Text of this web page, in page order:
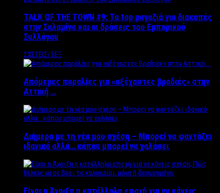
TALK OF THE TOWN #9: Τα top μαγαζιά για διακοπές
στην Σαλαμίνα και οι δράσεις του Εμπορικού
Συλλόγου
ΣΧΕΣΕΙΣ/ΣΕΞ
Απόμερες παραλίες για «αξέχαστες βραδιές» στην
Αττική …
Διήμερο με τη νέα μου σχέση – Μπορεί να φαντάζει
ιδανικό αλλά… κάπου μπορεί να χαλάσει
Είναι η Άνοιξη η κατάλληλη εποχή για να κάνεις